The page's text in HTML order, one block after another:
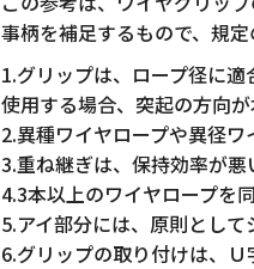
事柄を補足するもので、規定
1.グリップは、ロープ径に
使用する場合、突起の方向
2.異種ワイヤロープや異径ワ
3.重ね継ぎは、保持効率が悪
4.3本以上のワイヤロープを
5.アイ部分には、原則として
6.グリップの取り付けは、Ｕ